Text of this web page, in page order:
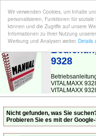
Wir verwenden Cookies, um Inhalte
personalisieren, Funktionen für
können und die Zugriffe auf unsere
Informationen zu Ihrer Nutzung
Werbung und Analysen weiter. Details
BEDIENUNGSANLEITUNG| Hier
9328
VITALMAXX
VITALMAXX
Nicht gefunden, was Sie
Probieren Sie es mit der